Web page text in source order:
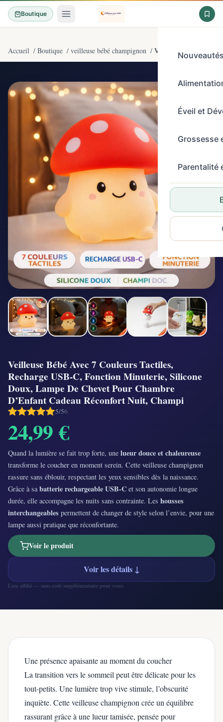
Boutique
Éveil et
Grossesse
Parentalité
Accueil / Boutique / veilleuse bébé champignon / Veilleuse Bébé Avec 7
Veilleuse Bébé Avec 7 Couleurs Tactiles,
Recharge USB-C, Fonction Minuterie, Silicone
Doux, Lampe De Chevet Pour Chambre
D’Enfant Cadeau Réconfort Nuit, Champi
5/56
24,99 €
Quand la lumière se fait trop forte, une lueur douce et chaleureuse
transforme le coucher en moment serein. Cette veilleuse champignon
rassure sans éblouir, respectant les yeux sensibles dès la naissance.
Grâce à sabatterie rechargeable USB-C et son autonomie longue
durée, elle accompagne les nuits sans contrainte. Les housses
interchangeables permettent de changer de style selon l’envie, pour une
lampe aussi pratique que réconfortante.
Voir le produit
Voir les détails ↓
Lien affilié — sans coût supplémentaire pour vous.
Une présence apaisante au moment du coucher
La transition vers le sommeil peut être délicate pour les
tout-petits. Une lumière trop vive stimule, l’obscurité
inquiète. Cette veilleuse champignon crée un équilibre
rassurant grâce à une lueur tamisée, pensée pour